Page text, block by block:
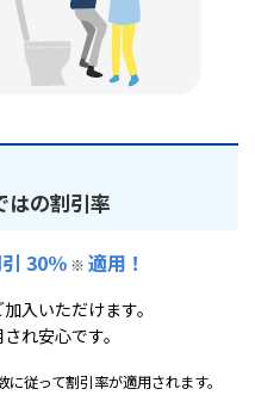
はの割引率
30％ ※ 適用！
入いただけます。
れ安心です。
従って割引率が適用されます。